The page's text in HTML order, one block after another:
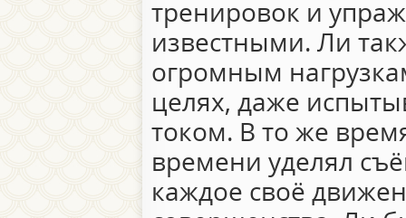
тренировок и
известными. Ли
огромным
целях, даже
током. В то же
времени уделял
каждое своё